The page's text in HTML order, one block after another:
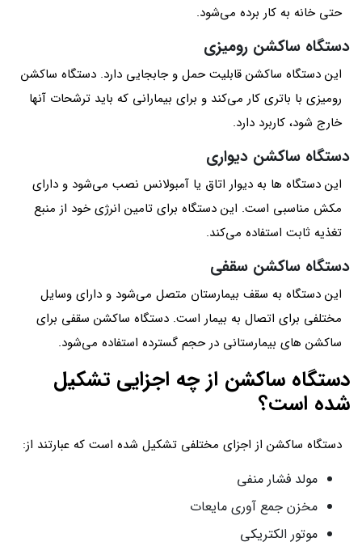
حتی خانه به کار برده می‌شود.
دستگاه ساکشن رومیزی
این دستگاه ساکشن قابلیت حمل و جابجایی دارد. دستگاه ساکشن
رومیزی با باتری کار می‌کند و برای بیمارانی که باید ترشحات آنها
خارج شود، کاربرد دارد.
دستگاه ساکشن دیواری
این دستگاه ها به دیوار اتاق یا آمبولانس نصب می‌شود و دارای
مکش مناسبی است. این دستگاه برای تامین انرژی خود از منبع
تغذیه ثابت استفاده می‌کند.
دستگاه ساکشن سقفی
این دستگاه به سقف بیمارستان متصل می‌شود و دارای وسایل
مختلفی برای اتصال به بیمار است. دستگاه ساکشن سقفی برای
ساکشن های بیمارستانی در حجم گسترده استفاده می‌شود.
دستگاه ساکشن از چه اجزایی تشکیل
شده است؟
دستگاه ساکشن از اجزای مختلفی تشکیل شده است که عبارتند از:
مولد فشار منفی
مخزن جمع آوری مایعات
موتور الکتریکی